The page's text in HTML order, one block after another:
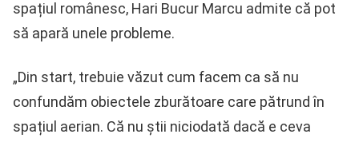
spațiul românesc, Hari Bucur Marcu admite că pot
să apară unele probleme.
„Din start, trebuie văzut cum facem ca să nu
confundăm obiectele zburătoare care pătrund în
spațiul aerian. Că nu știi niciodată dacă e ceva